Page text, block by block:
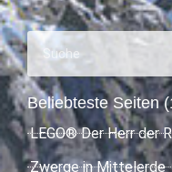
Beliebteste Seiten
LEGO® Der Herr der
Zwerge in Mittelerde